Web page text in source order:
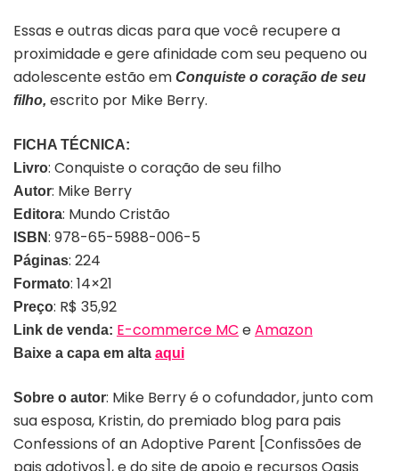
Essas e outras dicas para que você recupere a
proximidade e gere afinidade com seu pequeno ou
adolescente estão em Conquiste o coração de seu
filho, escrito por Mike Berry.
FICHA TÉCNICA:
Livro: Conquiste o coração de seu filho
Autor: Mike Berry
Editora: Mundo Cristão
ISBN: 978-65-5988-006-5
Páginas: 224
Formato: 14×21
Preço: R$ 35,92
Link de venda: E-commerce MC eAmazon
Baixe a capa em alta aqui
Sobre o autor: Mike Berry é o cofundador, junto com
sua esposa, Kristin, do premiado blog para pais
Confessions of an Adoptive Parent [Confissões de
pais adotivos], e do site de apoio e recursos Oasis